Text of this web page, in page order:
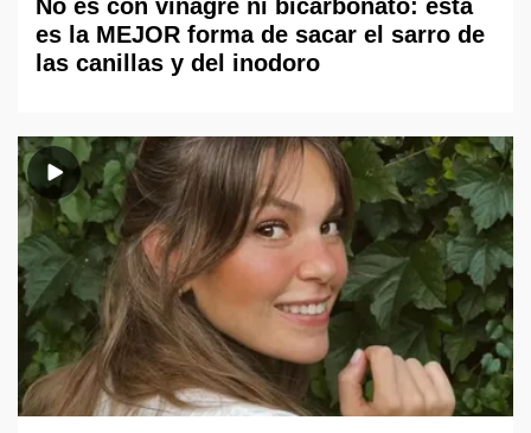
No es con vinagre ni bicarbonato: esta
es la MEJOR forma de sacar el sarro de
las canillas y del inodoro